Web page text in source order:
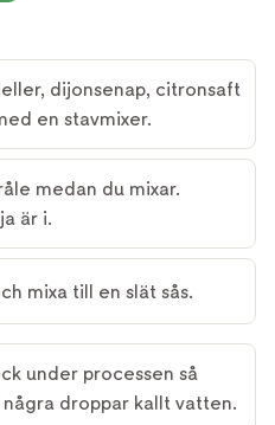
dijonsenap, citronsaft
en stavmixer.
medan du mixar.
är i.
mixa till en slät sås.
under processen så
droppar kallt vatten.